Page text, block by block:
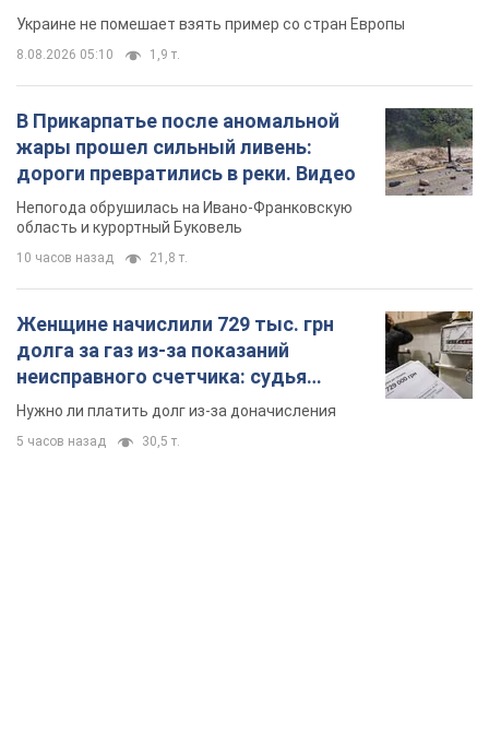
Украине не помешает взять пример со стран Европы
8.08.2026 05:10 1,9 т.
В Прикарпатье после аномальной
жары прошел сильный ливень:
дороги превратились в реки. Видео
Непогода обрушилась на Ивано-Франковскую
область и курортный Буковель
10 часов назад 21,8 т.
Женщине начислили 729 тыс. грн
долга за газ из-за показаний
неисправного счетчика: судья
вынес неожиданное решение
Нужно ли платить долг из-за доначисления
5 часов назад 30,5 т.